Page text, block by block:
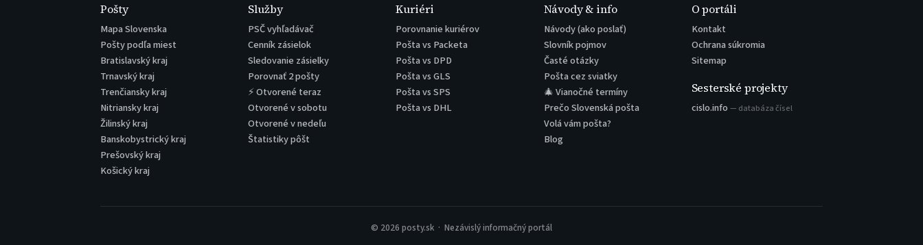
Pošty
Mapa Slovenska
Pošty podľa miest
Bratislavský kraj
Trnavský kraj
Trenčiansky kraj
Nitriansky kraj
Žilinský kraj
Banskobystrický kraj
Prešovský kraj
Košický kraj
Služby
PSČ vyhľadávač
Cenník zásielok
Sledovanie zásielky
Porovnať 2 pošty
⚡ Otvorené teraz
Otvorené v sobotu
Otvorené v nedeľu
Štatistiky pôšt
Kuriéri
Porovnanie kuriérov
Pošta vs Packeta
Pošta vs DPD
Pošta vs GLS
Pošta vs SPS
Pošta vs DHL
Návody & info
Návody (ako poslať)
Slovník pojmov
Časté otázky
Pošta cez sviatky
🎄 Vianočné termíny
Prečo Slovenská pošta
Volá vám pošta?
Blog
O portáli
Kontakt
Ochrana súkromia
Sitemap
Sesterské projekty
cislo.info — databáza čísel
© 2026 posty.sk · Nezávislý informačný portál